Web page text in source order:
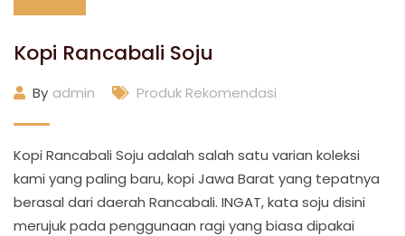
Kopi Rancabali Soju
By admin Produk Rekomendasi
Kopi Rancabali Soju adalah salah satu varian koleksi
kami yang paling baru, kopi Jawa Barat yang tepatnya
berasal dari daerah Rancabali. INGAT, kata soju disini
merujuk pada penggunaan ragi yang biasa dipakai